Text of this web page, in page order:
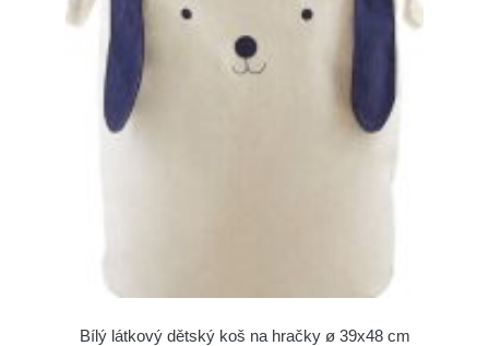
Bílý látkový dětský koš na hračky ø 39x48 cm